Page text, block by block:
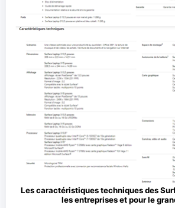
Les caractéristiques techniques des
les entreprises et pour le